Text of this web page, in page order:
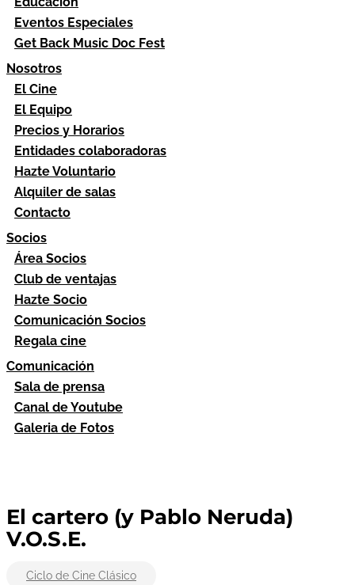
Eventos Especiales
Get Back Music Doc Fest
Nosotros
El Cine
El Equipo
Precios y Horarios
Entidades colaboradoras
Hazte Voluntario
Alquiler de salas
Contacto
Socios
Área Socios
Club de ventajas
Hazte Socio
Comunicación Socios
Regala cine
Comunicación
Sala de prensa
Canal de Youtube
Galeria de Fotos
El cartero (y Pablo Neruda)
V.O.S.E.
Ciclo de Cine Clásico